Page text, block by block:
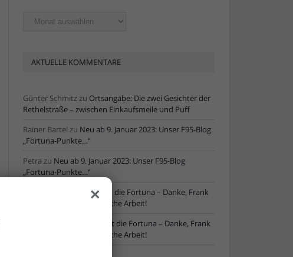
Ältere
AKTUELLE KOMMENTARE
Günter Schmitzzu Ortsangabe: Die zwei Gesichter der
Rethelstraße – zwischen Einkaufsmeile und Puff
Rainer Bartel zu Neu ab 9. Januar 2023: Unser F95-Blog
„Fortuna-Punkte…“
Petra zu Neu ab 9. Januar 2023: Unser F95-Blog
„Fortuna-Punkte…“
NLZ-Chef verlässt die Fortuna – Danke, Frank
Schaefer, für die erfolgreiche Arbeit!
NLZ-Chef verlässt die Fortuna – Danke, Frank
Schaefer, für die erfolgreiche Arbeit!
×